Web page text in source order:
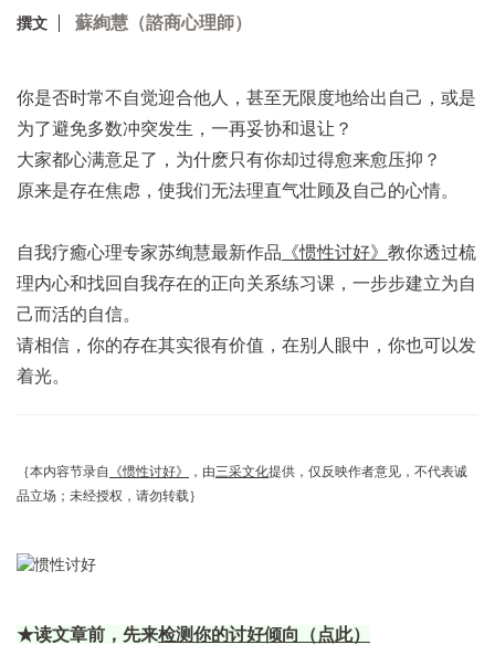
撰文 蘇絢慧（諮商心理師）
你是否时常不自觉迎合他人，甚至无限度地给出自己，或是
为了避免多数冲突发生，一再妥协和退让？
大家都心满意足了，为什麽只有你却过得愈来愈压抑？
原来是存在焦虑，使我们无法理直气壮顾及自己的心情。
自我疗癒心理专家苏绚慧最新作品 《惯性讨好》 教你透过梳
理内心和找回自我存在的正向关系练习课，一步步建立为自
己而活的自信。
请相信，你的存在其实很有价值，在别人眼中，你也可以发
着光。
｛本内容节录自 《惯性讨好》 ，由三采文化提供，仅反映作者意见，不代表诚
品立场；未经授权，请勿转载｝
★读文章前，先来检测你的讨好倾向（点此）